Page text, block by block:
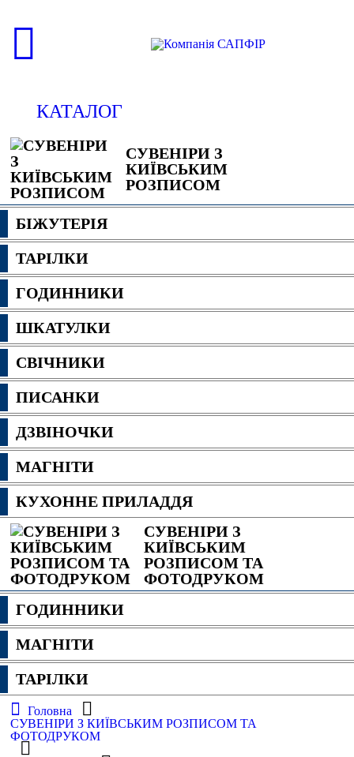
КАТАЛОГ
СУВЕНІРИ З
КИЇВСЬКИМ
РОЗПИСОМ
БІЖУТЕРІЯ
ТАРІЛКИ
ГОДИННИКИ
ШКАТУЛКИ
СВІЧНИКИ
ПИСАНКИ
ДЗВІНОЧКИ
МАГНІТИ
КУХОННЕ ПРИЛАДДЯ
СУВЕНІРИ З
КИЇВСЬКИМ
РОЗПИСОМ ТА
ФОТОДРУКОМ
ГОДИННИКИ
МАГНІТИ
ТАРІЛКИ
Головна
СУВЕНІРИ З КИЇВСЬКИМ РОЗПИСОМ ТА
ФОТОДРУКОМ